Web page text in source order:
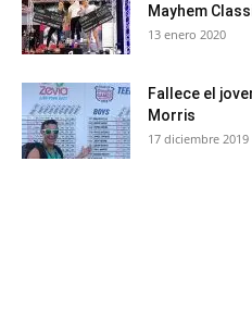
Mayhem
13 enero 2020
Fallece el
Morris
17 diciembre 2019